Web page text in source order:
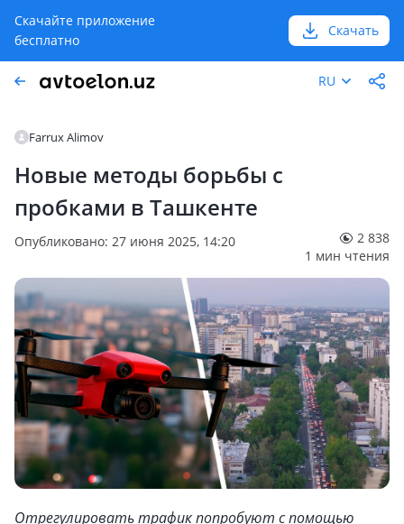
Скачайте приложение
бесплатно
Скачать
RU
Farrux Alimov
Новые методы борьбы с
пробками в Ташкенте
Опубликовано: 27 июня 2025, 14:20
2 838
1 мин чтения
Отрегулировать трафик попробуют с помощью